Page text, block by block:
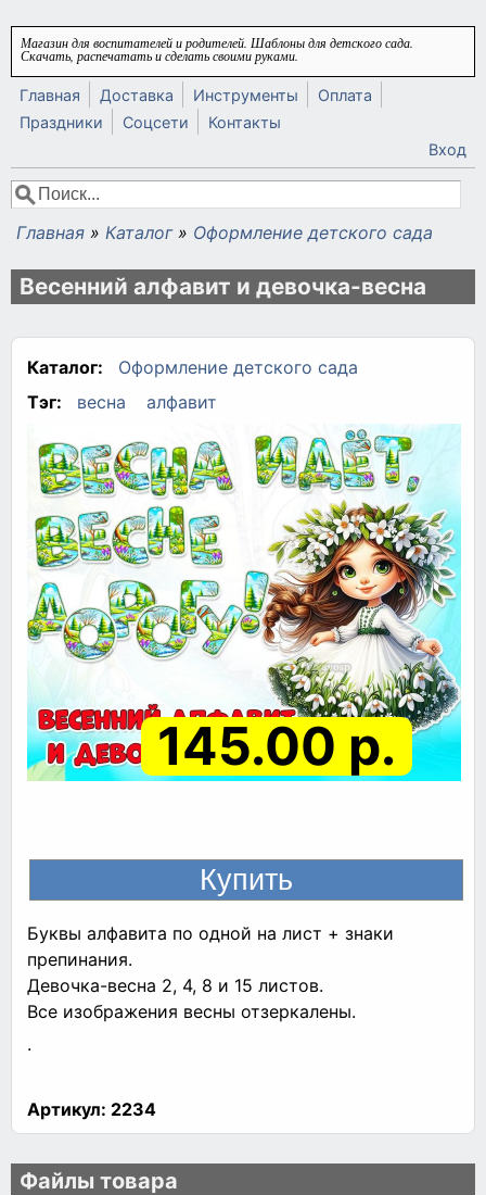
Перейти к основному содержанию
Магазин для воспитателей и родителей. Шаблоны для детского сада.
Скачать, распечатать и сделать своими руками.
Главная Доставка Инструменты
Оплата
Праздники
Соцсети
Контакты
Вход
Форма поиска
Поиск
Вы здесь
Главная » Каталог » Оформление детского сада
Весенний алфавит и девочка-весна
Каталог:
Оформление детского сада
Тэг:
весна алфавит
145.00 р.
Буквы алфавита по одной на лист + знаки
препинания.
Девочка-весна 2, 4, 8 и 15 листов.
Все изображения весны отзеркалены.
.
Артикул: 2234
Файлы товара